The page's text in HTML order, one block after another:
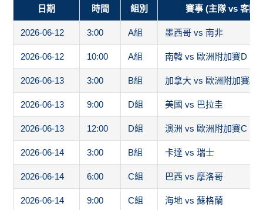
日期 時間 組別 賽事 (主隊 vs 客隊)
2026-06-12 3:00 A組 墨西哥 vs 南非
2026-06-12 10:00 A組 南韓 vs 歐洲附加賽D
2026-06-13 3:00 B組 加拿大 vs 歐洲附加賽A
2026-06-13 9:00 D組 美國 vs 巴拉圭
2026-06-13 12:00 D組 澳洲 vs 歐洲附加賽C
2026-06-14 3:00 B組 卡達 vs 瑞士
2026-06-14 6:00 C組 巴西 vs 摩洛哥
2026-06-14 9:00 C組 海地 vs 蘇格蘭